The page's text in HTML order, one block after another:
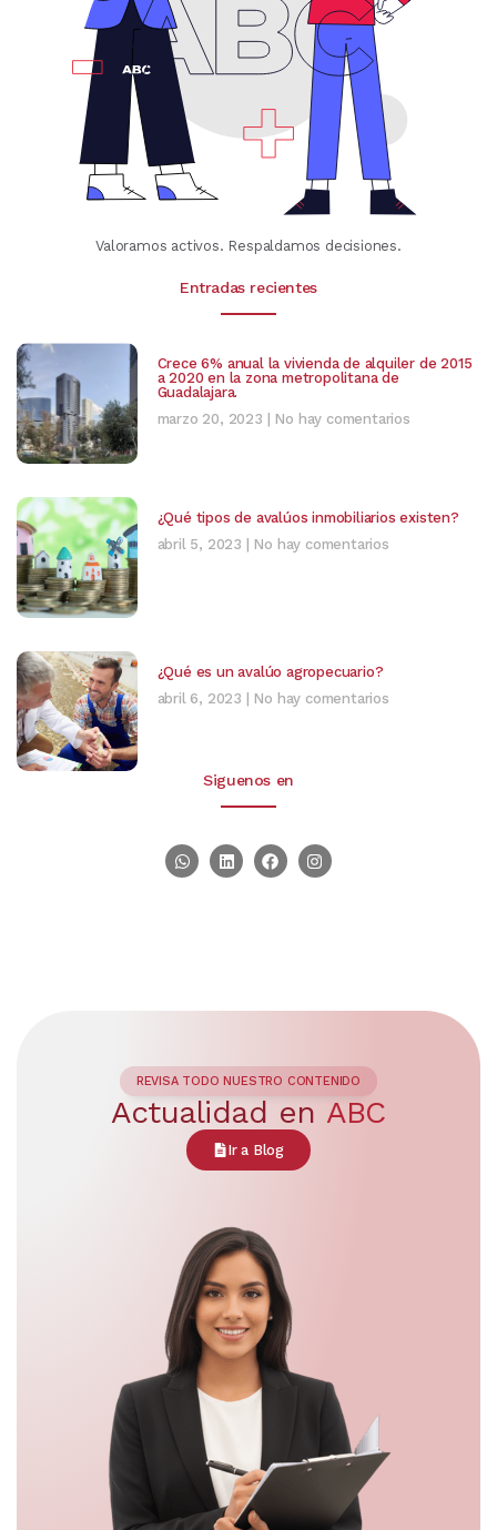
Valoramos activos. Respaldamos decisiones.
Entradas recientes
Crece 6% anual la vivienda de alquiler de 2015
a 2020 en la zona metropolitana de
Guadalajara.
marzo 20, 2023
No hay comentarios
¿Qué tipos de avalúos inmobiliarios existen?
abril 5, 2023
No hay comentarios
¿Qué es un avalúo agropecuario?
abril 6, 2023
No hay comentarios
Siguenos en
REVISA TODO NUESTRO CONTENIDO
Actualidad en ABC
Ir a Blog